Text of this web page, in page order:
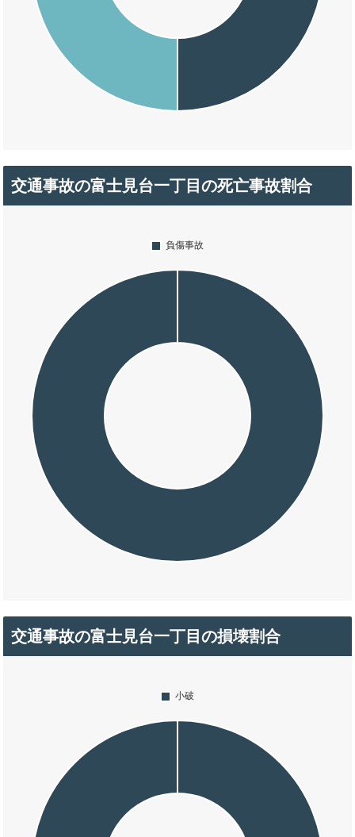
交通事故の富士見台一丁目の死亡事故割合
交通事故の富士見台一丁目の損壊割合